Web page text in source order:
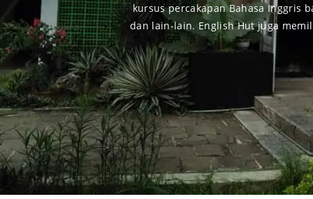
kursus percakapan Bahasa Inggris
dan lain-lain. English Hut juga